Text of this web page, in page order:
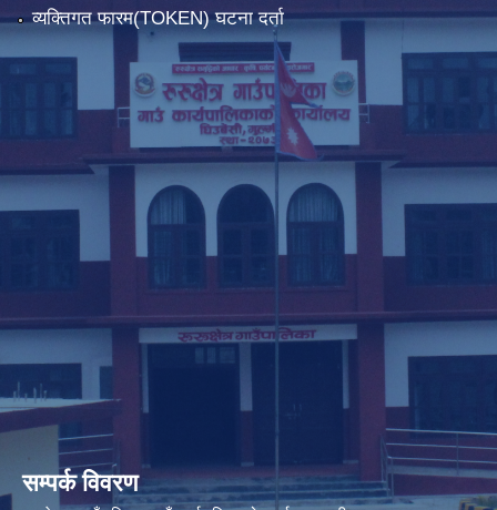
व्यक्तिगत फारम(TOKEN) घटना दर्ता
सम्पर्क विवरण